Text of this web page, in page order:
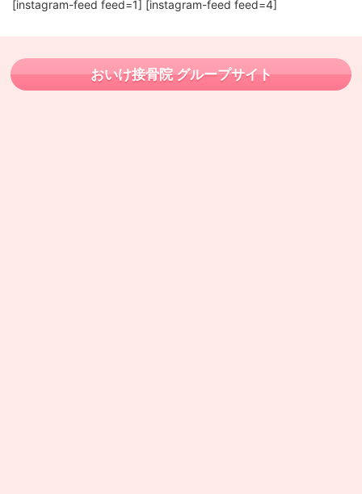
[instagram-feed feed=1] [instagram-feed feed=4]
おいけ接骨院 グループサイト